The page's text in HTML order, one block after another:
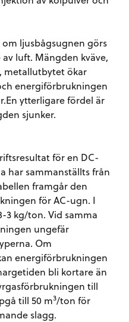
ljusbågsugnen görs
luft. Mängden kväve,
metallutbytet ökar
energiförbrukningen
ytterligare fördel är
sjunker.
för en DC-
har sammanställts från
framgår den
för AC-ugn. I
3 kg/ton. Vid samma
ungefär
Om
energiförbrukningen
bli kortare än
till
till 50 m3/ton för
slagg.